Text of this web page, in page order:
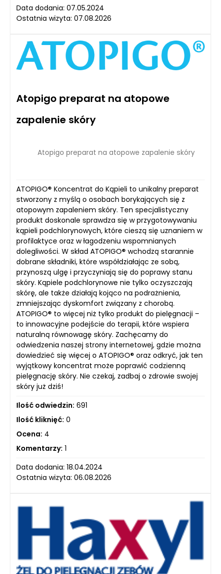
Data dodania: 07.05.2024
Ostatnia wizyta: 07.08.2026
Atopigo preparat na atopowe
zapalenie skóry
Atopigo preparat na atopowe zapalenie skóry
ATOPIGO® Koncentrat do Kąpieli to unikalny preparat
stworzony z myślą o osobach borykających się z
atopowym zapaleniem skóry. Ten specjalistyczny
produkt doskonale sprawdza się w przygotowywaniu
kąpieli podchlorynowych, które cieszą się uznaniem w
profilaktyce oraz w łagodzeniu wspomnianych
dolegliwości. W skład ATOPIGO® wchodzą starannie
dobrane składniki, które współdziałając ze sobą,
przynoszą ulgę i przyczyniają się do poprawy stanu
skóry. Kąpiele podchlorynowe nie tylko oczyszczają
skórę, ale także działają kojąco na podrażnienia,
zmniejszając dyskomfort związany z chorobą.
ATOPIGO® to więcej niż tylko produkt do pielęgnacji –
to innowacyjne podejście do terapii, które wspiera
naturalną równowagę skóry. Zachęcamy do
odwiedzenia naszej strony internetowej, gdzie można
dowiedzieć się więcej o ATOPIGO® oraz odkryć, jak ten
wyjątkowy koncentrat może poprawić codzienną
pielęgnację skóry. Nie czekaj, zadbaj o zdrowie swojej
skóry już dziś!
Ilość odwiedzin: 691
Ilość kliknięć: 0
Ocena: 4
Komentarzy: 1
Data dodania: 18.04.2024
Ostatnia wizyta: 06.08.2026